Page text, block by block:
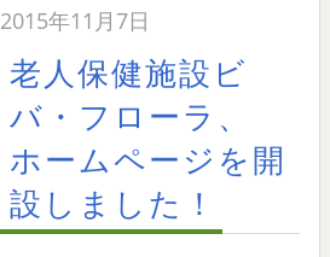
2015年11月7日
老人保健施設ビ
バ・フローラ、
ホームページを開
設しました！